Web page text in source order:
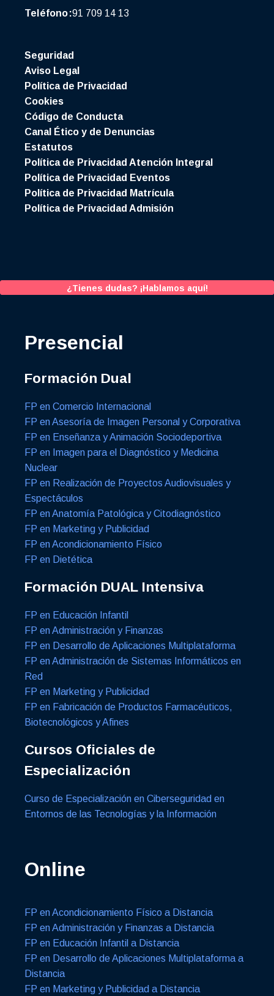
Teléfono:91 709 14 13
Seguridad
Aviso Legal
Política de Privacidad
Cookies
Código de Conducta
Canal Ético y de Denuncias
Estatutos
Política de Privacidad Atención Integral
Política de Privacidad Eventos
Política de Privacidad Matrícula
Política de Privacidad Admisión
¿Tienes dudas? ¡Hablamos aquí!
Presencial
Formación Dual
FP en Comercio Internacional
FP en Asesoría de Imagen Personal y Corporativa
FP en Enseñanza y Animación Sociodeportiva
FP en Imagen para el Diagnóstico y Medicina
Nuclear
FP en Realización de Proyectos Audiovisuales y
Espectáculos
FP en Anatomía Patológica y Citodiagnóstico
FP en Marketing y Publicidad
FP en Acondicionamiento Físico
FP en Dietética
Formación DUAL Intensiva
FP en Educación Infantil
FP en Administración y Finanzas
FP en Desarrollo de Aplicaciones Multiplataforma
FP en Administración de Sistemas Informáticos en
Red
FP en Marketing y Publicidad
FP en Fabricación de Productos Farmacéuticos,
Biotecnológicos y Afines
Cursos Oficiales de
Especialización
Curso de Especialización en Ciberseguridad en
Entornos de las Tecnologías y la Información
Online
FP en Acondicionamiento Físico a Distancia
FP en Administración y Finanzas a Distancia
FP en Educación Infantil a Distancia
FP en Desarrollo de Aplicaciones Multiplataforma a
Distancia
FP en Marketing y Publicidad a Distancia